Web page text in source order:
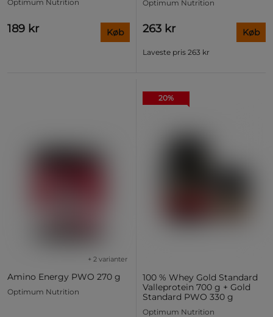
Optimum Nutrition
189 kr Køb
Optimum Nutrition
263 kr
Laveste pris 263 kr
Køb
Amino Energy PWO 270 g
+ 2 varianter
Optimum Nutrition
20%
100 % Whey Gold Standard
Valleprotein 700 g + Gold
Standard PWO 330 g
Optimum Nutrition